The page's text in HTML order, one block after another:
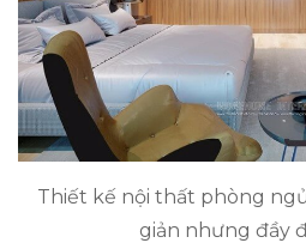
Thiết kế nội thất phòng
giản nhưng đầy